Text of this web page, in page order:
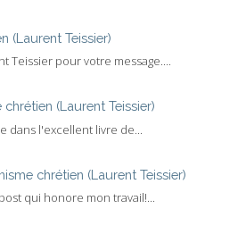
(Laurent Teissier)
Teissier pour votre message....
chrétien (Laurent Teissier)
l'excellent livre de...
chrétien (Laurent Teissier)
qui honore mon travail!...